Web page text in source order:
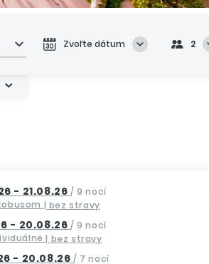
Zvoľte dátum 2
- 21.08.26 / 9 nocí
| bez stravy
- 20.08.26 / 9 nocí
| bez stravy
- 20.08.26 / 7 nocí